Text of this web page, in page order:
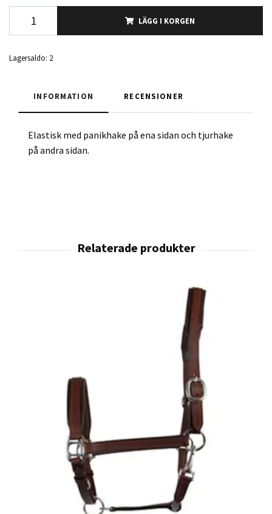
LÄGG I KORGEN
Lagersaldo: 2
INFORMATION RECENSIONER
Elastisk med panikhake på ena sidan och tjurhake
på andra sidan.